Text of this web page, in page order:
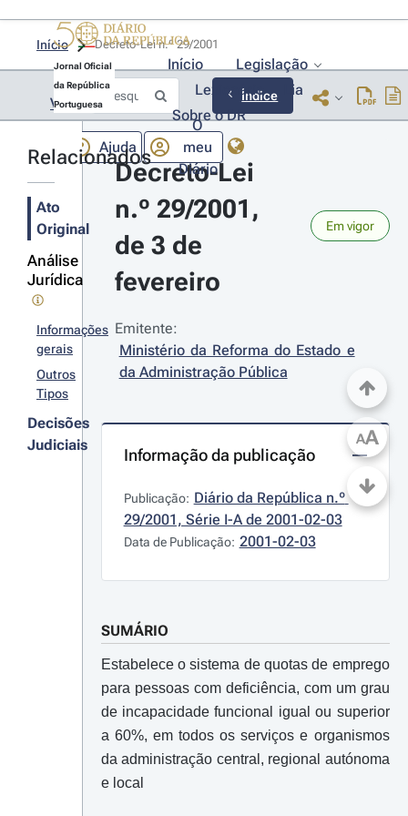
Jornal Oficial
da República
Portuguesa
Início
Legislação
Lexionário
Lia
Sobre o DR
Ajuda
O
meu
Diário
Início
Voltar Índice
Relacionados
Ato
Original
Análise
Jurídica
Informações
gerais
Outros
Tipos
Decisões
Judiciais
Decreto-Lei
n.º 29/2001,
de 3 de
fevereiro
Em vigor
Emitente:
Ministério da Reforma do Estado e
da Administração Pública
Informação da publicação
Publicação: Diário da República n.º
29/2001, Série I-A de 2001-02-03
Data de Publicação: 2001-02-03
SUMÁRIO
Estabelece o sistema de quotas de emprego
para pessoas com deficiência, com um grau
de incapacidade funcional igual ou superior
a 60%, em todos os serviços e organismos
da administração central, regional autónoma
e local
AA